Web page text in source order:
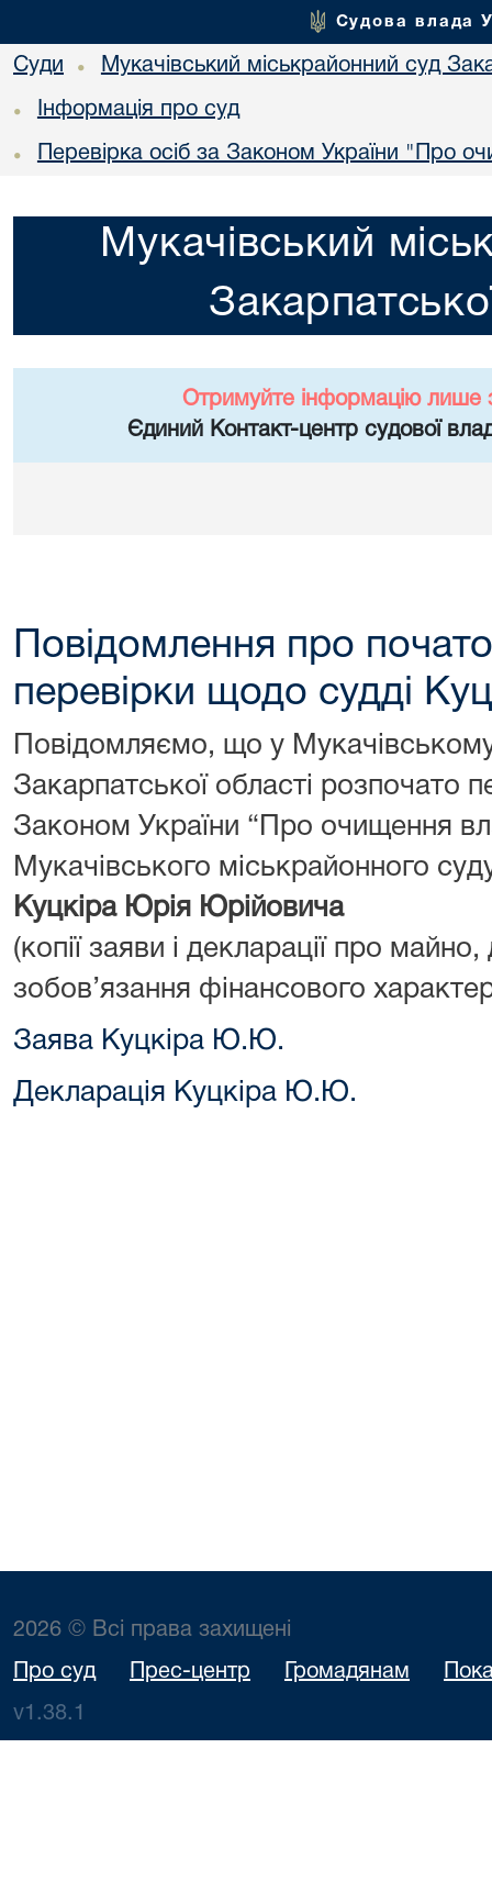
Судова влада
Суди • Мукачівський міськрайонний суд
• Інформація про суд
• Перевірка осіб за Законом України "Про
Мукачівський
Отримуйте інформацію лише
Єдиний Контакт-центр судової
Повідомлення про
перевірки щодо судді
Повідомляємо, що у
Закарпатської області розпочато
Законом України “Про очищення
Мукачівського міськрайонного
Куцкіра Юрія Юрійовича
(копії заяви і декларації про
зобов’язання фінансового
Заява Куцкіра Ю.Ю.
Декларація Куцкіра Ю.Ю.
2026 © Всі права захищені
Про суд Прес-центр Громадянам
v1.38.1